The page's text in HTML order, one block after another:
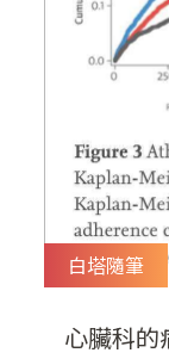
白塔隨筆
心臟科的